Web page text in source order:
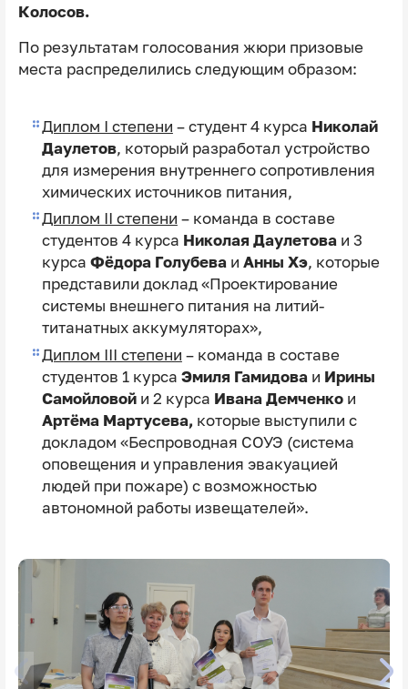
Колосов.
По результатам голосования жюри призовые
места распределились следующим образом:
Диплом I степени – студент 4 курса Николай
Даулетов, который разработал устройство
для измерения внутреннего сопротивления
химических источников питания,
Диплом II степени – команда в составе
студентов 4 курса Николая Даулетова и 3
курса Фёдора Голубева и Анны Хэ, которые
представили доклад «Проектирование
системы внешнего питания на литий-
титанатных аккумуляторах»,
Диплом III степени – команда в составе
студентов 1 курса Эмиля Гамидова и Ирины
Самойловой и 2 курса Ивана Демченко и
Артёма Мартусева, которые выступили с
докладом «Беспроводная СОУЭ (система
оповещения и управления эвакуацией
людей при пожаре) с возможностью
автономной работы извещателей».